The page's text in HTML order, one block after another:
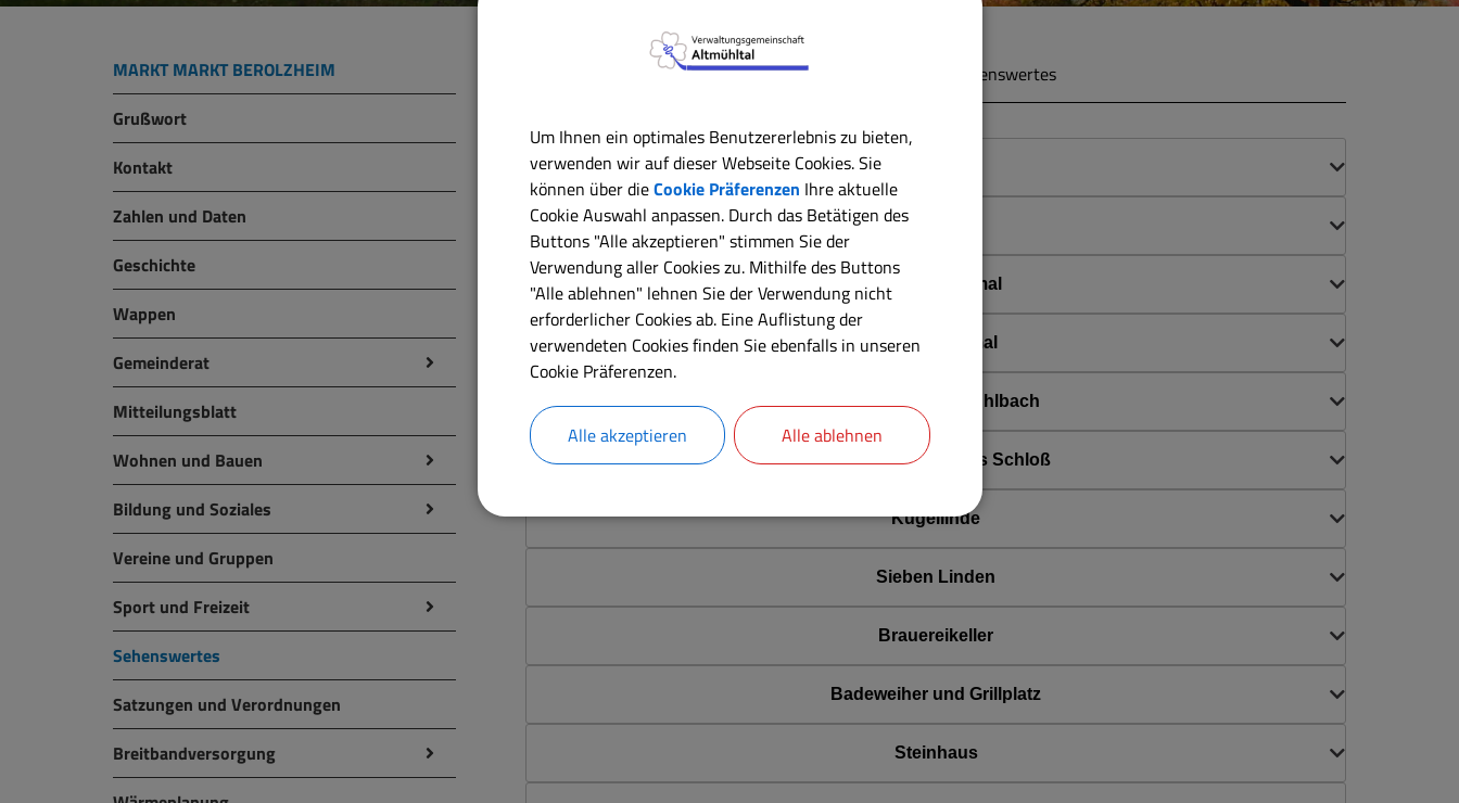
MARKT MARKT BEROLZHEIM
Grußwort
Kontakt
Zahlen und Daten
Geschichte
Wappen
Gemeinderat
Mitteilungsblatt
Wohnen und Bauen
Bildung und Soziales
Vereine und Gruppen
Sport und Freizeit
Sehenswertes
Satzungen und Verordnungen
Breitbandversorgung
Verwaltungsgemeinschaft Markt Markt Berolzheim Sehenswertes
Buchleite
Kriegerdenkmal
Judendenkmal
Marktplatz und Mühlbach
Oberes und Unteres Schloß
Kugellinde
Sieben Linden
Brauereikeller
Badeweiher und Grillplatz
Steinhaus
Um Ihnen ein optimales Benutzererlebnis zu bieten,
verwenden wir auf dieser Webseite Cookies. Sie
können über dieCookie Präferenzen Ihre aktuelle
Cookie Auswahl anpassen. Durch das Betätigen des
Buttons "Alle akzeptieren" stimmen Sie der
Verwendung aller Cookies zu. Mithilfe des Buttons
"Alle ablehnen" lehnen Sie der Verwendung nicht
erforderlicher Cookies ab. Eine Auflistung der
verwendeten Cookies finden Sie ebenfalls in unseren
Cookie Präferenzen.
Alle akzeptieren Alle ablehnen